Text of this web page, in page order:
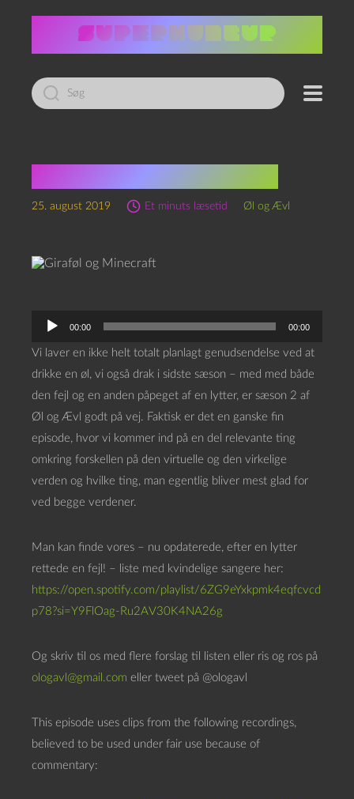
Led
efter:
25. august 2019 Et minuts læsetid Øl og Ævl
00:00 00:00
Vi laver en ikke helt totalt planlagt genudsendelse ved at
drikke en øl, vi også drak i sidste sæson – med med både
den fejl og en anden påpeget af en lytter, er sæson 2 af
Øl og Ævl godt på vej. Faktisk er det en ganske fin
episode, hvor vi kommer ind på en del relevante ting
omkring forskellen på den virtuelle og den virkelige
verden og hvilke ting, man egentlig bliver mest glad for
ved begge verdener.
Man kan finde vores – nu opdaterede, efter en lytter
rettede en fejl! – liste med kvindelige sangere her:
https://open.spotify.com/playlist/6ZG9eYxkpmk4eqfcvcd
p78?si=Y9FlOag-Ru2AV30K4NA26g
Og skriv til os med flere forslag til listen eller ris og ros på
ologavl@gmail.com eller tweet på @ologavl
This episode uses clips from the following recordings,
believed to be used under fair use because of
commentary: